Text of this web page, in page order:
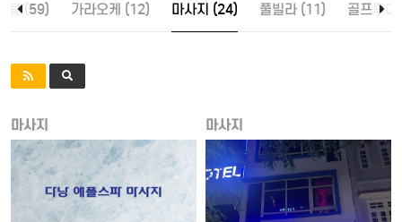
류 (59) 가라오케 (12) 마사지 (24) 풀빌라 (11) 골프투
마사지 마사지